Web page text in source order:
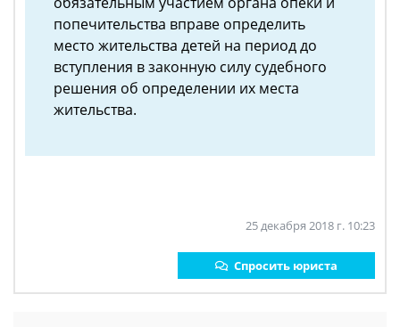
попечительства вправе определить
место жительства детей на период до
вступления в законную силу судебного
решения об определении их места
жительства.
25 декабря 2018 г. 10:23
Спросить юриста